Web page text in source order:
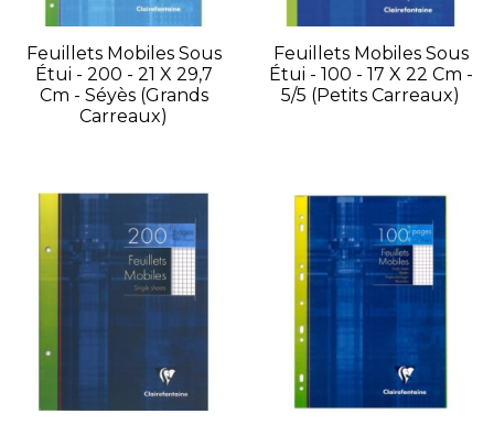
Feuillets Mobiles Sous
Étui - 200 - 21 X 29,7
Cm - Séyès (grands
Carreaux)
Feuillets Mobiles Sous
Étui - 100 - 17 X 22 Cm -
5/5 (petits Carreaux)